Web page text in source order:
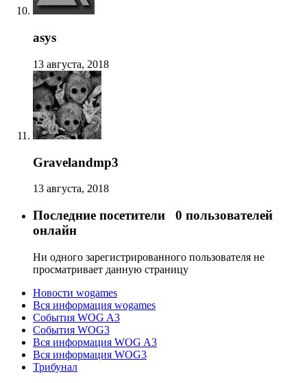
asys
13 августа, 2018
Gravelandmp3
13 августа, 2018
Последние посетители 0 пользователей
онлайн
Ни одного зарегистрированного пользователя не
просматривает данную страницу
Новости wogames
Вся информация wogames
События WOG A3
События WOG3
Вся информация WOG A3
Вся информация WOG3
Трибунал